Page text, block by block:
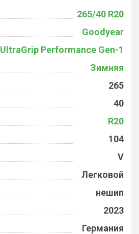
265/40 R20
Goodyear
UltraGrip Performance Gen-1
Зимняя
265
40
R20
104
V
Легковой
нешип
2023
Германия